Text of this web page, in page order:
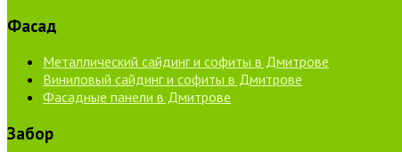
Фасад
Металлический сайдинг и софиты в Дмитрове
Виниловый сайдинг и софиты в Дмитрове
Фасадные панели в Дмитрове
Забор